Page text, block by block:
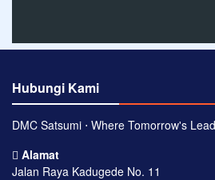
Hubungi Kami
DMC Satsumi ⋅ Where Tomorrow's
Alamat
Jalan Raya Kadugede No. 11